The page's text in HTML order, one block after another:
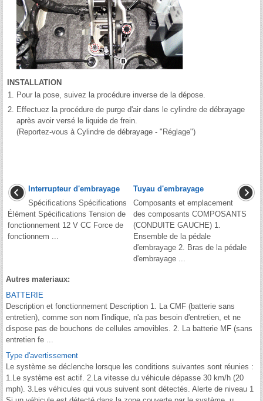
INSTALLATION
1.
Pour la pose, suivez la procédure inverse de la dépose.
2. Effectuez la procédure de purge d'air dans le cylindre de débrayage
après avoir versé le liquide de frein.
(Reportez-vous à Cylindre de débrayage - "Réglage")
Interrupteur d'embrayage
Spécifications Spécifications
Élément Spécifications Tension de
fonctionnement 12 V CC Force de
fonctionnem ...
Tuyau d'embrayage
Composants et emplacement
des composants COMPOSANTS
(CONDUITE GAUCHE) 1.
Ensemble de la pédale
d'embrayage 2. Bras de la pédale
d'embrayage ...
Autres materiaux:
BATTERIE
Description et fonctionnement Description 1. La CMF (batterie sans
entretien), comme son nom l'indique, n'a pas besoin d'entretien, et ne
dispose pas de bouchons de cellules amovibles. 2. La batterie MF (sans
entretien fe ...
Type d'avertissement
Le système se déclenche lorsque les conditions suivantes sont réunies :
1.Le système est actif. 2.La vitesse du véhicule dépasse 30 km/h (20
mph). 3.Les véhicules qui vous suivent sont détectés. Alerte de niveau 1